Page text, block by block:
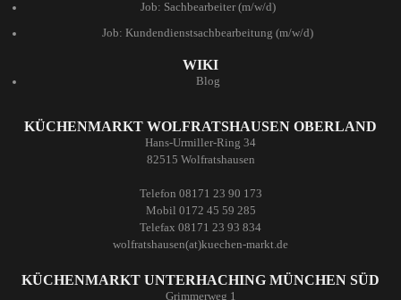
Job: Sachbearbeiter (m/w/d)
Job: Kundendienstsachbearbeitung (m/w/d)
WIKI
Blog
KÜCHENMARKT WOLFRATSHAUSEN OBERLAND
Hans-Urmiller-Ring 34
82515 Wolfratshausen
Telefon 08171 23 90 173
Mobil 0172 45 59 285
Telefax 08171 23 93 834
wolfratshausen(at)kuechen-markt.de
KÜCHENMARKT UNTERHACHING MÜNCHEN SÜD
Grimmerweg 1